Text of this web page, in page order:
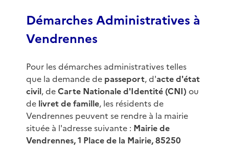
Démarches Administratives à
Vendrennes
Pour les démarches administratives telles
que la demande de passeport, d'acte d'état
civil, deCarte Nationale d'Identité (CNI) ou
de livret de famille, les résidents de
Vendrennes peuvent se rendre à la mairie
située à l'adresse suivante : Mairie de
Vendrennes, 1 Place de la Mairie, 85250